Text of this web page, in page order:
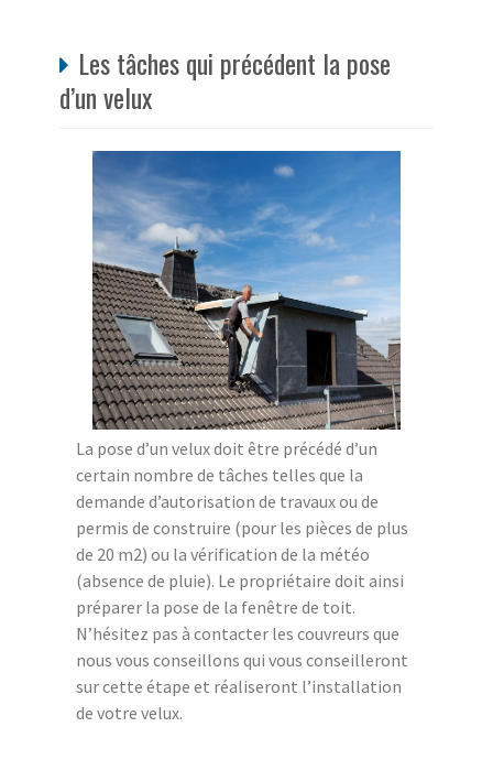
Les tâches qui précédent la pose
d’un velux
La pose d’un velux doit être précédé d’un
certain nombre de tâches telles que la
demande d’autorisation de travaux ou de
permis de construire (pour les pièces de plus
de 20 m2) ou la vérification de la météo
(absence de pluie). Le propriétaire doit ainsi
préparer la pose de la fenêtre de toit.
N’hésitez pas à contacter les couvreurs que
nous vous conseillons qui vous conseilleront
sur cette étape et réaliseront l’installation
de votre velux.